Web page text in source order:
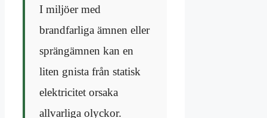
I miljöer med
brandfarliga ämnen eller
sprängämnen kan en
liten gnista från statisk
elektricitet orsaka
allvarliga olyckor.